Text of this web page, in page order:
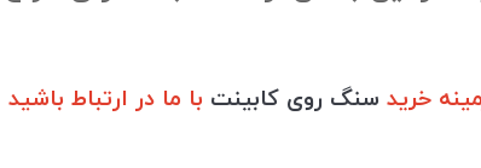
خرید سنگ روی کابینت با ما در ارتباط باشید